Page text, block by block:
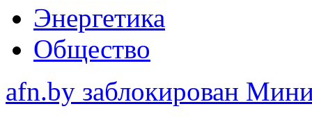
Энергетика
Общество
afn.by заблокирован